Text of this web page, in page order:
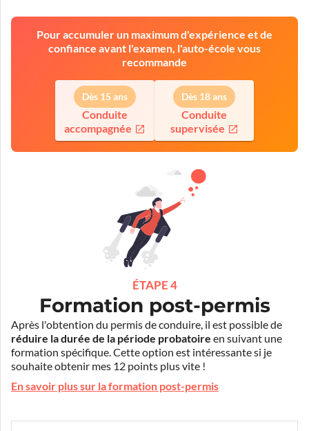
Pour accumuler un maximum d'expérience et de
confiance avant l'examen, l'auto-école vous
recommande
Dès 15 ans
Conduite
accompagnée
Dès 18 ans
Conduite
supervisée
ÉTAPE 4
Formation post-permis
Après l'obtention du permis de conduire, il est possible de
réduire la durée de la période probatoire en suivant une
formation spécifique. Cette option est intéressante si je
souhaite obtenir mes 12 points plus vite !
En savoir plus sur la formation post-permis